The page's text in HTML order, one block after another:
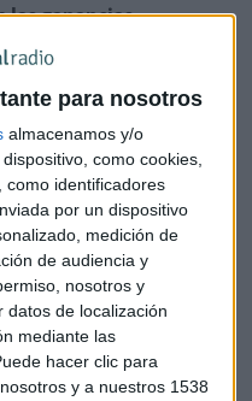
para nosotros
almacenamos y/o
como cookies,
como identificadores
por un dispositivo
medición de
de audiencia y
nosotros y
datos de localización
mediante las
hacer clic para
y a nuestros 1538
las ganancias
%
inesperadas en
en carbono, así que
del 45%sobre los
esto junto nos permitirá
viene”, ha declarado
y recesión en el
en Reino Unido
dato en más de 40 años.